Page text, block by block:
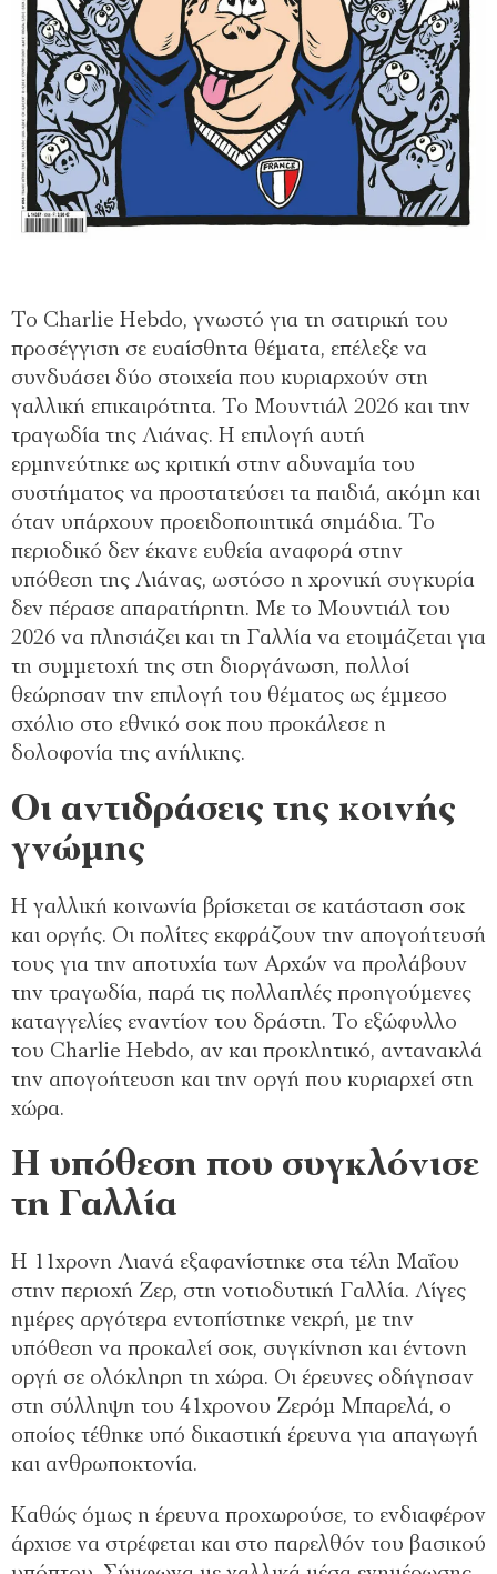
Το Charlie Hebdo, γνωστό για τη σατιρική του
προσέγγιση σε ευαίσθητα θέματα, επέλεξε να
συνδυάσει δύο στοιχεία που κυριαρχούν στη
γαλλική επικαιρότητα. Tο Μουντιάλ 2026 και την
τραγωδία της Λιάνας. Η επιλογή αυτή
ερμηνεύτηκε ως κριτική στην αδυναμία του
συστήματος να προστατεύσει τα παιδιά, ακόμη και
όταν υπάρχουν προειδοποιητικά σημάδια. Το
περιοδικό δεν έκανε ευθεία αναφορά στην
υπόθεση της Λιάνας, ωστόσο η χρονική συγκυρία
δεν πέρασε απαρατήρητη. Με το Μουντιάλ του
2026 να πλησιάζει και τη Γαλλία να ετοιμάζεται για
τη συμμετοχή της στη διοργάνωση, πολλοί
θεώρησαν την επιλογή του θέματος ως έμμεσο
σχόλιο στο εθνικό σοκ που προκάλεσε η
δολοφονία της ανήλικης.
Οι αντιδράσεις της κοινής
γνώμης
Η γαλλική κοινωνία βρίσκεται σε κατάσταση σοκ
και οργής. Οι πολίτες εκφράζουν την απογοήτευσή
τους για την αποτυχία των Αρχών να προλάβουν
την τραγωδία, παρά τις πολλαπλές προηγούμενες
καταγγελίες εναντίον του δράστη. Το εξώφυλλο
του Charlie Hebdo, αν και προκλητικό, αντανακλά
την απογοήτευση και την οργή που κυριαρχεί στη
χώρα.
Η υπόθεση που συγκλόνισε
τη Γαλλία
Η 11χρονη Λιανά εξαφανίστηκε στα τέλη Μαΐου
στην περιοχή Ζερ, στη νοτιοδυτική Γαλλία. Λίγες
ημέρες αργότερα εντοπίστηκε νεκρή, με την
υπόθεση να προκαλεί σοκ, συγκίνηση και έντονη
οργή σε ολόκληρη τη χώρα. Οι έρευνες οδήγησαν
στη σύλληψη του 41χρονου Ζερόμ Μπαρελά, ο
οποίος τέθηκε υπό δικαστική έρευνα για απαγωγή
και ανθρωποκτονία.
Καθώς όμως η έρευνα προχωρούσε, το ενδιαφέρον
άρχισε να στρέφεται και στο παρελθόν του βασικού